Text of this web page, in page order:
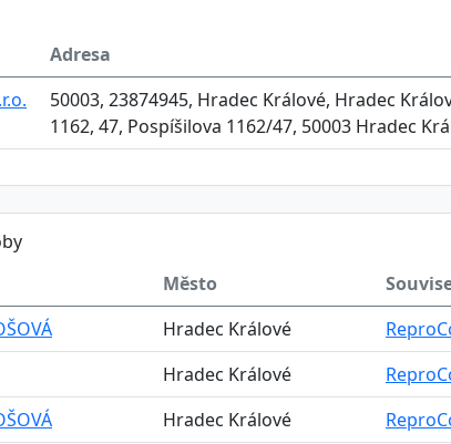
Adresa
50003, 23874945, Hradec Králové, Hradec
1162, 47, Pospíšilova 1162/47, 50003 Hradec
Město
Hradec Králové
Hradec Králové
Hradec Králové